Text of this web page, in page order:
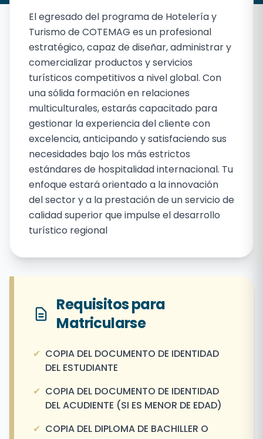
AUXILIAR EN
RECEPCIÓN HOTELERA
El egresado del programa de Hotelería y
Turismo de COTEMAG es un profesional
estratégico, capaz de diseñar, administrar y
comercializar productos y servicios
turísticos competitivos a nivel global. Con
una sólida formación en relaciones
multiculturales, estarás capacitado para
gestionar la experiencia del cliente con
excelencia, anticipando y satisfaciendo sus
necesidades bajo los más estrictos
estándares de hospitalidad internacional. Tu
enfoque estará orientado a la innovación
del sector y a la prestación de un servicio de
calidad superior que impulse el desarrollo
turístico regional
Requisitos para
Matricularse
✔ COPIA DEL DOCUMENTO DE IDENTIDAD
DEL ESTUDIANTE
✔ COPIA DEL DOCUMENTO DE IDENTIDAD
DEL ACUDIENTE (SI ES MENOR DE EDAD)
✔ COPIA DEL DIPLOMA DE BACHILLER O